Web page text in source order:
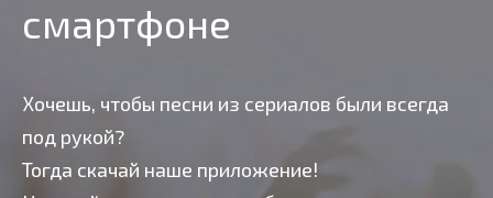
смартфоне
Хочешь, чтобы песни из сериалов были всегда
под рукой?
Тогда скачай наше приложение!